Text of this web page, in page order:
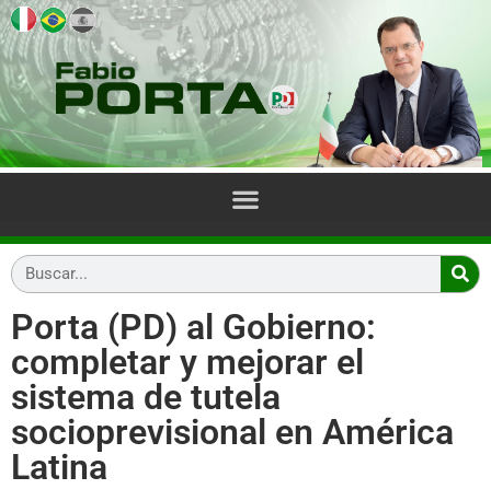
Porta (PD) al Gobierno:
completar y mejorar el
sistema de tutela
socioprevisional en América
Latina